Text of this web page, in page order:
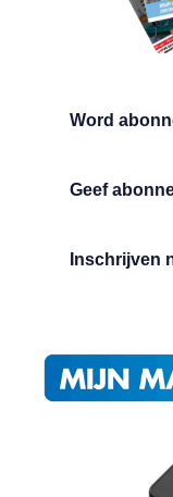
Word
Geef
Inschrijven